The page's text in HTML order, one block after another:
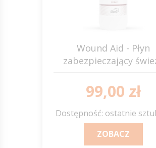
Wound Aid - Płyn
zabezpieczający
99,00 zł
Dostępność: ostatnie
ZOBACZ